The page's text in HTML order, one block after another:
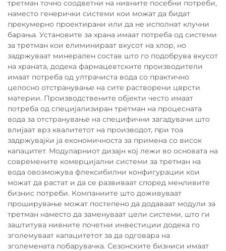
третман точно соодветни на нивните посебни потреби,
наместо генерички системи кои можат да бидат
прекумерно проектирани или да не исполнат клучни
барања. Установите за храна имаат потреба од системи
за третман кои елиминираат вкусот на хлор, но
задржуваат минерален состав што го подобрува вкусот
на храната, додека фармацевтските производители
имаат потреба од ултрачиста вода со практично
целосно отстранување на сите растворени цврсти
материи. Производствените објекти често имаат
потреба од специјализиран третман на процесната
вода за отстранување на специфични загадувачи што
влијаат врз квалитетот на производот, при тоа
задржувајќи ја економичноста за примена со висок
капацитет. Модуларниот дизајн кој лежи во основата на
современите комерцијални системи за третман на
вода овозможува флексибилни конфигурации кои
можат да растат и да се развиваат според менливите
бизнис потреби. Компаниите што доживуваат
проширување можат постепено да додаваат модули за
третман наместо да заменуваат цели системи, што ги
заштитува нивните почетни инвестиции додека го
зголемуваат капацитетот за да одговара на
зголемената побарувачка. Сезонските бизниси имаат